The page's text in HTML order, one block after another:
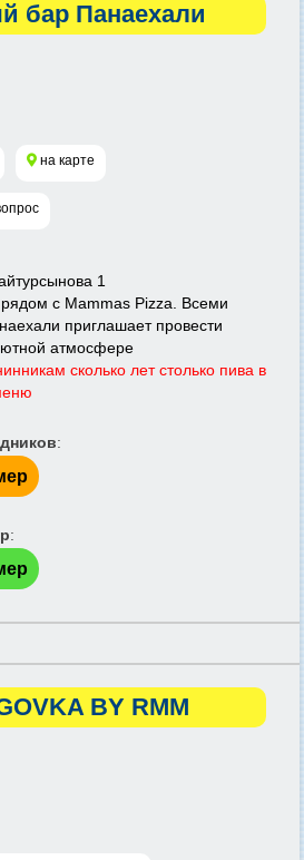
бар Панаехали
на карте
1
с Mammas Pizza. Всеми
приглашает провести
атмосфере
сколько лет столько пива в
:
:
BY RMM